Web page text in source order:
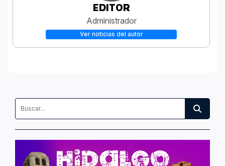
EDITOR
Administrador
Ver noticias del autor